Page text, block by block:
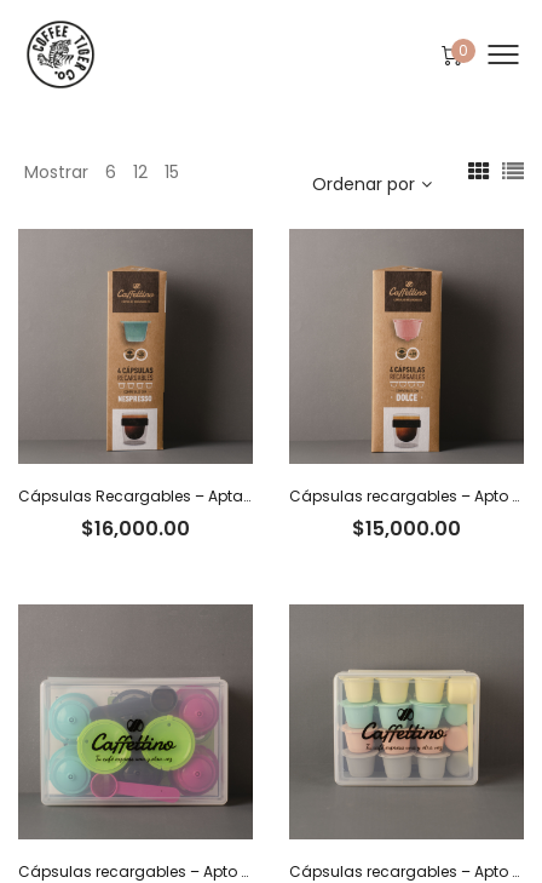
0
Mostrar 6 12 15 Ordenar por
Cápsulas Recargables – Aptas Nespresso x 4
$16,000.00
Cápsulas recargables – Apto Dolce Gusto x 4
$15,000.00
Cápsulas recargables – Apto Dolce Gusto x 8 Cápsulas recargables – Apto Nespresso x 12